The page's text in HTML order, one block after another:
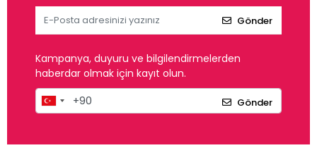
Gönder
Kampanya, duyuru ve bilgilendirmelerden
haberdar olmak için kayıt olun.
Gönder